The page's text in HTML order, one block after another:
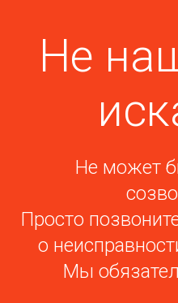
Не
Не может
Просто
о
Мы